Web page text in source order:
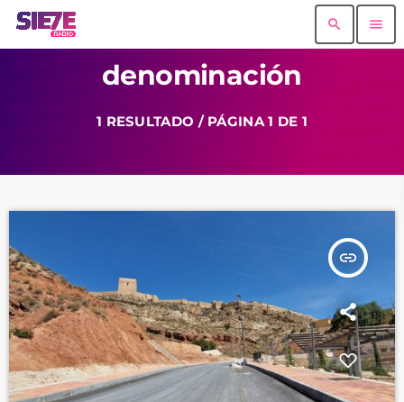
search menu
denominación
1 RESULTADO / PÁGINA 1 DE 1
insert_link